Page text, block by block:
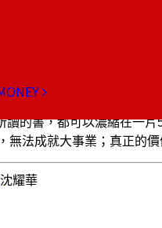
的書，都可以濃縮在一
法成就大事業；真正的
沈耀華